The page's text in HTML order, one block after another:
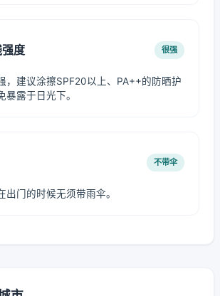
度 很强
，建议涂擦SPF20以上、PA++的防晒护
暴露于日光下。
不带伞
出门的时候无须带雨伞。